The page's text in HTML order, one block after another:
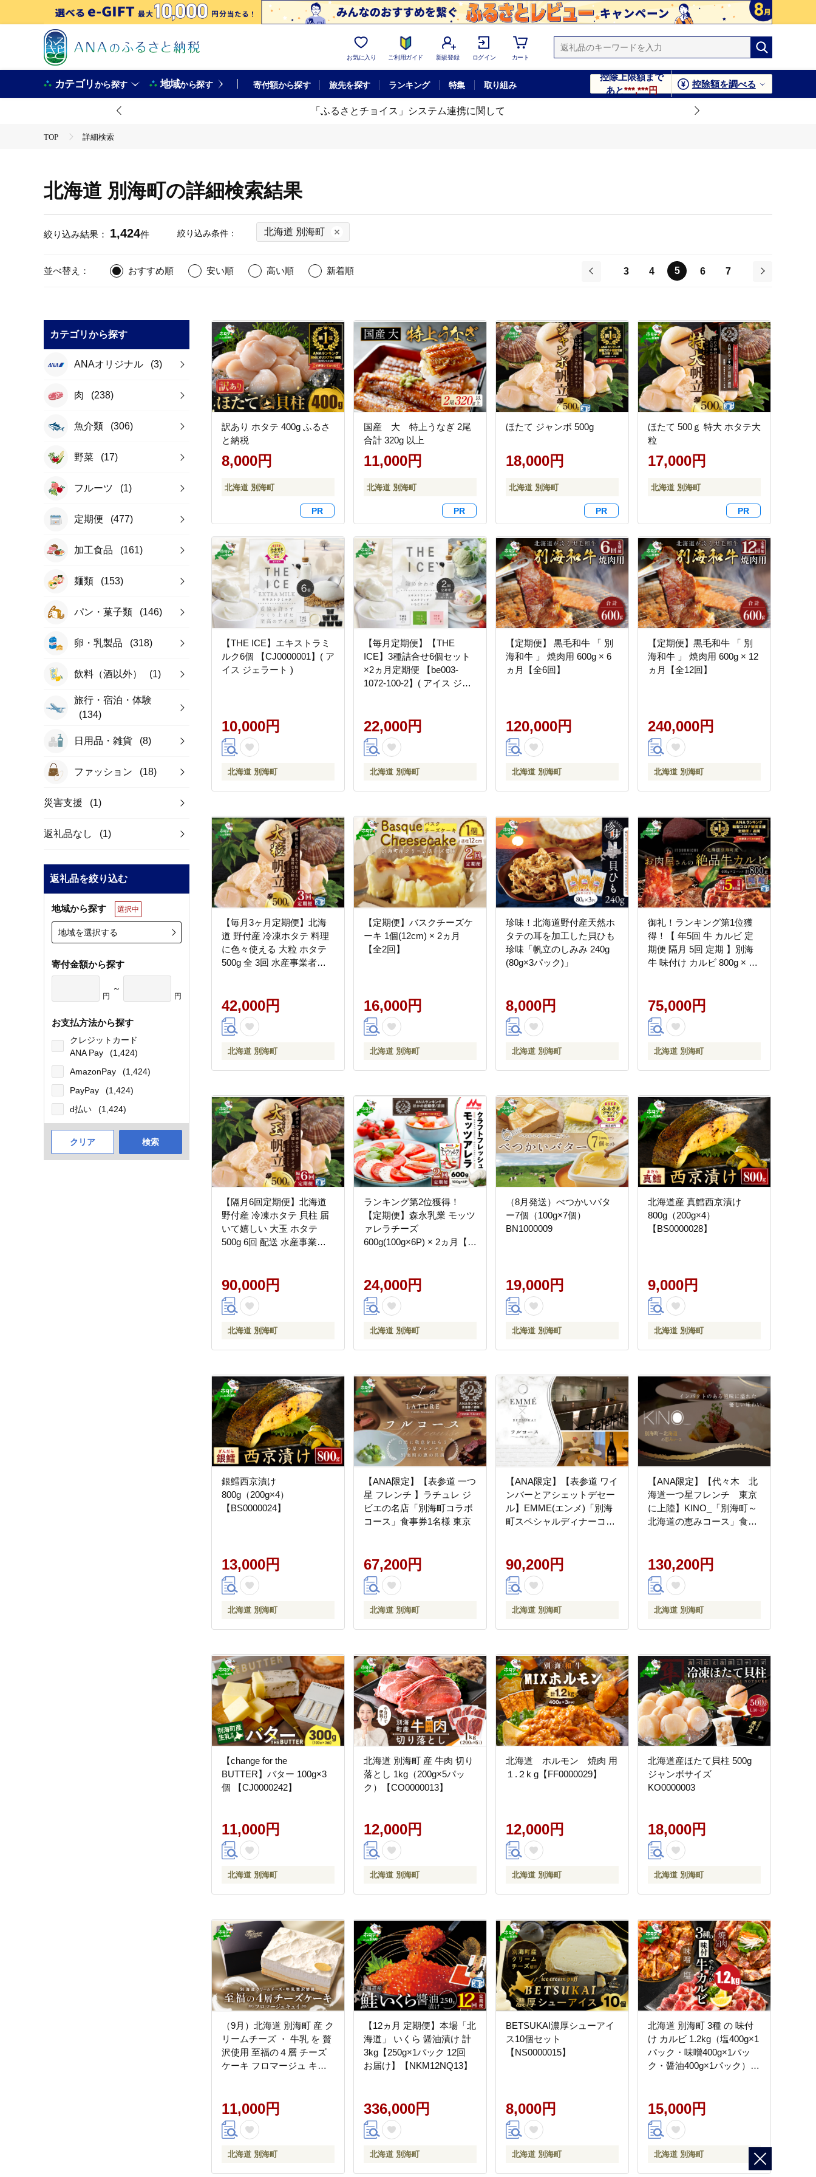
お気に入り ご利用ガイド 新規登録 ログイン カート
カテゴリから探す 地域から探す 寄付額から探す 旅先を探す ランキング 特集 取り組み
控除上限額まで
あと***,***円
控除額を調べる
「ふるさとチョイス」システム連携に関して
TOP 詳細検索
北海道 別海町の詳細検索結果
絞り込み結果： 1,424件 絞り込み条件： 北海道 別海町
並べ替え： おすすめ順 安い順 高い順
新着順
3 4 5 6
7
カテゴリから探す
ANAオリジナル (3)
肉 (238)
魚介類 (306)
野菜 (17)
フルーツ (1)
定期便 (477)
加工食品 (161)
麺類 (153)
パン・菓子類 (146)
卵・乳製品 (318)
飲料（酒以外） (1)
旅行・宿泊・体験
(134)
日用品・雑貨 (8)
ファッション (18)
災害支援 (1)
返礼品なし (1)
返礼品を絞り込む
地域から探す 選択中
地域を選択する
寄付金額から探す
円
～
円
お支払方法から探す
クレジットカード
ANA Pay
(1,424)
AmazonPay
(1,424)
PayPay
(1,424)
d払い
(1,424)
クリア 検索
訳あり ホタテ 400g ふるさ
と納税
8,000円
北海道 別海町
国産 大 特上うなぎ 2尾
合計 320g 以上
11,000円
北海道 別海町
ほたて ジャンボ 500g
18,000円
北海道 別海町
ほたて 500ｇ 特大 ホタテ大
粒
17,000円
北海道 別海町
【THE ICE】エキストラミ
ルク6個 【CJ0000001】( ア
イス ジェラート )
10,000円
北海道 別海町
【毎月定期便】【THE
ICE】3種詰合せ6個セット
×2ヵ月定期便 【be003-
1072-100-2】( アイス ジェ
22,000円
北海道 別海町
【定期便】 黒毛和牛 「 別
海和牛 」 焼肉用 600g × 6
ヵ月【全6回】
120,000円
北海道 別海町
【定期便】黒毛和牛 「 別
海和牛 」 焼肉用 600g × 12
ヵ月【全12回】
240,000円
北海道 別海町
【毎月3ヶ月定期便】北海
道 野付産 冷凍ホタテ 料理
に色々使える 大粒 ホタテ
500g 全 3回 水産事業者支
42,000円
北海道 別海町
【定期便】バスクチーズケ
ーキ 1個(12cm) × 2ヵ月
【全2回】
16,000円
北海道 別海町
珍味！北海道野付産天然ホ
タテの耳を加工した貝ひも
珍味「帆立のしみみ 240g
(80g×3パック)」
8,000円
北海道 別海町
御礼！ランキング第1位獲
得！【 年5回 牛 カルビ 定
期便 隔月 5回 定期 】別海
牛 味付け カルビ 800g × 5
75,000円
北海道 別海町
【隔月6回定期便】北海道
野付産 冷凍ホタテ 貝柱 届
いて嬉しい 大玉 ホタテ
500g 6回 配送 水産事業者
90,000円
北海道 別海町
ランキング第2位獲得！
【定期便】森永乳業 モッツ
ァレラチーズ
600g(100g×6P) × 2ヵ月【全
24,000円
北海道 別海町
（8月発送）べつかいバタ
ー7個（100g×7個）
BN1000009
19,000円
北海道 別海町
北海道産 真鱈西京漬け
800g（200g×4）
【BS0000028】
9,000円
北海道 別海町
銀鱈西京漬け
800g（200g×4）
【BS0000024】
13,000円
北海道 別海町
【ANA限定】【表参道 一つ
星 フレンチ 】ラチュレ ジ
ビエの名店「別海町コラボ
コース」食事券1名様 東京
67,200円
北海道 別海町
【ANA限定】【表参道 ワイ
ンバーとアシェットデセー
ル】EMME(エンメ)「別海
町スペシャルディナーコー
90,200円
北海道 別海町
【ANA限定】【代々木 北
海道一つ星フレンチ 東京
に上陸】KINO_「別海町～
北海道の恵みコース」食事
事券 東京 コース料理)
130,200円
北海道 別海町
【change for the
BUTTER】バター 100g×3
個 【CJ0000242】
11,000円
北海道 別海町
北海道 別海町 産 牛肉 切り
落とし 1kg（200g×5パッ
ク）【CO0000013】
12,000円
北海道 別海町
北海道 ホルモン 焼肉 用
１.２k g【FF0000029】
12,000円
北海道 別海町
北海道産ほたて貝柱 500g
ジャンボサイズ
KO0000003
18,000円
北海道 別海町
（9月）北海道 別海町 産 ク
リームチーズ ・ 牛乳 を 贅
沢使用 至福の４層 チーズ
ケーキ フロマージュ キュ
11,000円
北海道 別海町
【12ヵ月 定期便】本場「北
海道」 いくら 醤油漬け 計
3kg【250g×1パック 12回
お届け】【NKM12NQ13】
336,000円
北海道 別海町
BETSUKAI濃厚シューアイ
ス10個セット
【NS0000015】
8,000円
北海道 別海町
北海道 別海町 3種 の 味付
け カルビ 1.2kg（塩400g×1
パック・味噌400g×1パッ
ク・醤油400g×1パック）
15,000円
北海道 別海町